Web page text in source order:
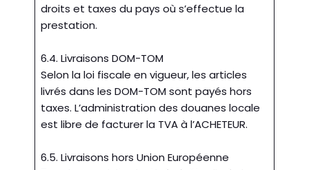
droits et taxes du pays où s’effectue la
prestation.
6.4. Livraisons DOM-TOM
Selon la loi fiscale en vigueur, les articles
livrés dans les DOM-TOM sont payés hors
taxes. L’administration des douanes locale
est libre de facturer la TVA à l’ACHETEUR.
6.5. Livraisons hors Union Européenne